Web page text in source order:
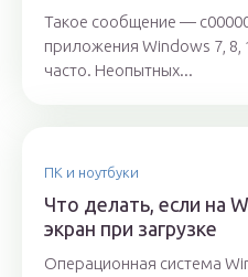
Такое сообщение —
приложения Windows 7,
часто. Неопытных...
ПК и ноутбуки
Что делать, если на
экран при загрузке
Операционная система